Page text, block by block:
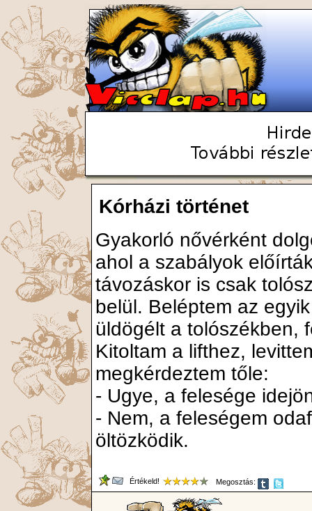
Kórházi történet
Gyakorló nővérként
ahol a szabályok
távozáskor is csak
belül. Beléptem az
üldögélt a tolószékben,
Kitoltam a lifthez,
megkérdeztem tőle:
- Ugye, a felesége
- Nem, a feleségem
öltözködik.
Értékeld! Megosztás: